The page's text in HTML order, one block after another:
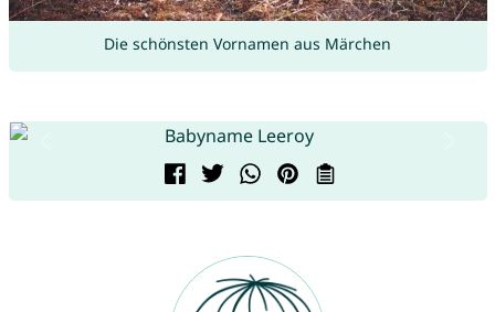
Die schönsten Vornamen aus Märchen